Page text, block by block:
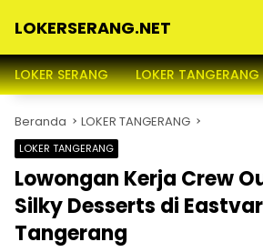
LOKERSERANG.NET
Lowongan
Kerja
dan
Sekitarnya
LOKER SERANG LOKER TANGERANG
Beranda LOKER TANGERANG
LOKER TANGERANG
Lowongan Kerja Crew
Silky Desserts di
Tangerang